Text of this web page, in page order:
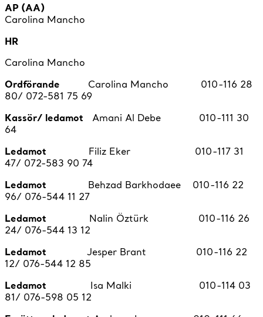
AP (AA)
Carolina Mancho
HR
Carolina Mancho
Ordförande
Carolina Mancho 010-116 28
80/ 072-581 75 69
Kassör/ ledamot Amani Al Debe 010-111 30
64
Ledamot
Filiz Eker 010-117 31
47/ 072-583 90 74
Ledamot
Behzad Barkhodaee 010-116 22
96/ 076-544 11 27
Ledamot
Nalin Öztürk 010-116 26
24/ 076-544 13 12
Ledamot
Jesper Brant 010-116 22
12/ 076-544 12 85
Ledamot Isa Malki 010-114 03
81/ 076-598 05 12